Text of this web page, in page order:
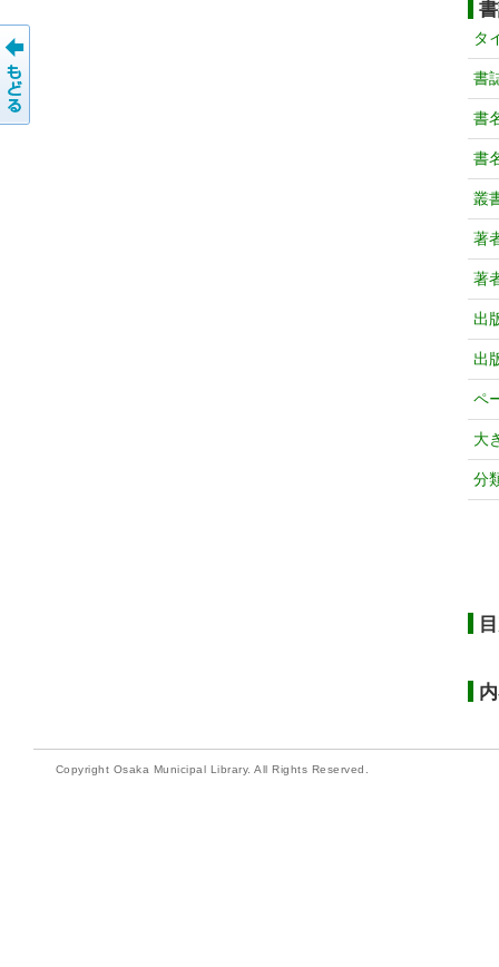
タ
書
書
書
叢
著
著
出
出
ペ
大
分
Copyright Osaka Municipal Library. All Rights Reserved.